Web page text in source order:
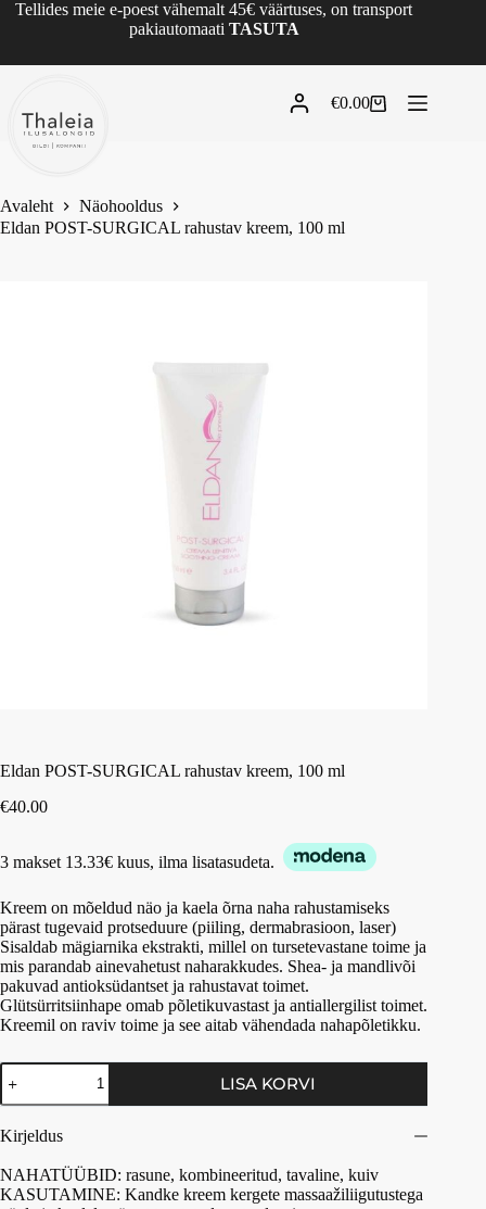
Tellides meie e-poest vähemalt 45€ väärtuses, on transport
pakiautomaati TASUTA
€0.00
Avaleht
Näohooldus
Eldan POST-SURGICAL rahustav kreem, 100 ml
Eldan POST-SURGICAL rahustav kreem, 100 ml
€40.00
3 makset 13.33€ kuus, ilma lisatasudeta.
Kreem on mõeldud näo ja kaela õrna naha rahustamiseks
pärast tugevaid protseduure (piiling, dermabrasioon, laser)
Sisaldab mägiarnika ekstrakti, millel on tursetevastane toime ja
mis parandab ainevahetust naharakkudes. Shea- ja mandlivõi
pakuvad antioksüdantset ja rahustavat toimet.
Glütsürritsiinhape omab põletikuvastast ja antiallergilist toimet.
Kreemil on raviv toime ja see aitab vähendada nahapõletikku.
LISA KORVI
Kirjeldus
NAHATÜÜBID: rasune, kombineeritud, tavaline, kuiv
KASUTAMINE: Kandke kreem kergete massaažiliigutustega